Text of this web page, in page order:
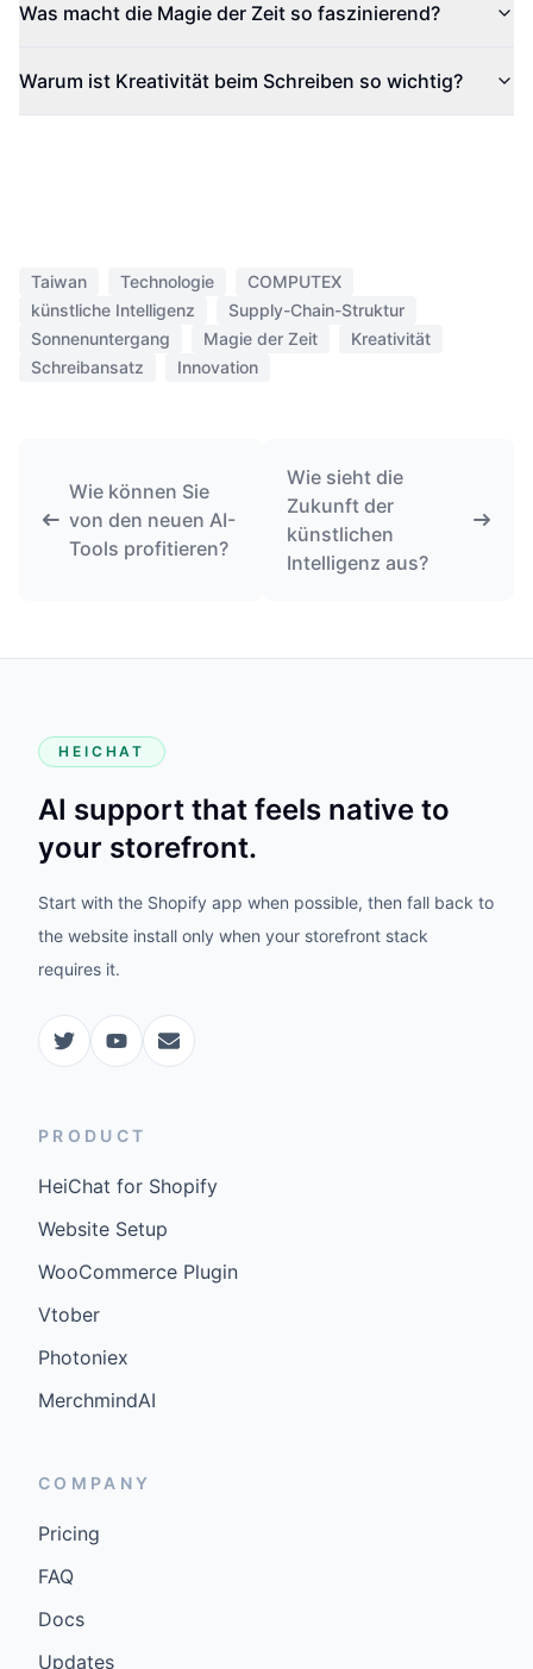
Was macht die Magie der Zeit so faszinierend?
Warum ist Kreativität beim Schreiben so wichtig?
Taiwan Technologie
COMPUTEX
künstliche Intelligenz
Supply-Chain-Struktur
Sonnenuntergang
Magie der Zeit
Kreativität
Schreibansatz
Innovation
Wie können Sie
von den neuen AI-
Tools profitieren?
Wie sieht die
Zukunft der
künstlichen
Intelligenz aus?
HEICHAT
AI support that feels native to
your storefront.
Start with the Shopify app when possible, then fall back to
the website install only when your storefront stack
requires it.
PRODUCT
HeiChat for Shopify
Website Setup
WooCommerce Plugin
Vtober
Photoniex
MerchmindAI
COMPANY
Pricing
FAQ
Docs
Updates